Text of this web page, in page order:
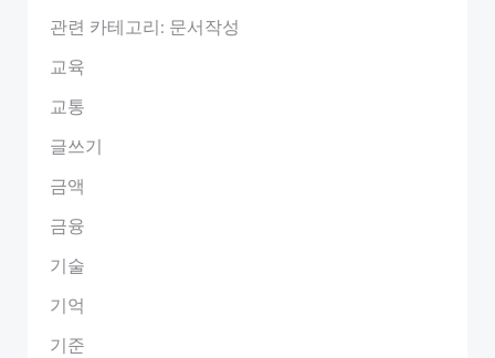
관련 카테고리: 문서작성
교육
교통
글쓰기
금액
금융
기술
기억
기준